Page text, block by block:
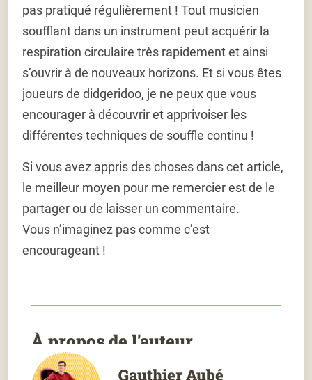
pas pratiqué régulièrement ! Tout musicien
soufflant dans un instrument peut acquérir la
respiration circulaire très rapidement et ainsi
s’ouvrir à de nouveaux horizons. Et si vous êtes
joueurs de didgeridoo, je ne peux que vous
encourager à découvrir et apprivoiser les
différentes techniques de souffle continu !
Si vous avez appris des choses dans cet article,
le meilleur moyen pour me remercier est de le
partager ou de laisser un commentaire.
Vous n’imaginez pas comme c’est
encourageant !
À propos de l'auteur
Gauthier Aubé